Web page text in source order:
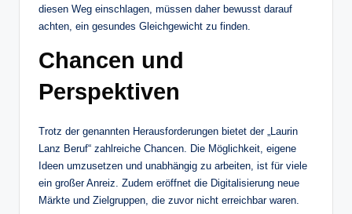
diesen Weg einschlagen, müssen daher bewusst darauf
achten, ein gesundes Gleichgewicht zu finden.
Chancen und
Perspektiven
Trotz der genannten Herausforderungen bietet der „Laurin
Lanz Beruf“ zahlreiche Chancen. Die Möglichkeit, eigene
Ideen umzusetzen und unabhängig zu arbeiten, ist für viele
ein großer Anreiz. Zudem eröffnet die Digitalisierung neue
Märkte und Zielgruppen, die zuvor nicht erreichbar waren.